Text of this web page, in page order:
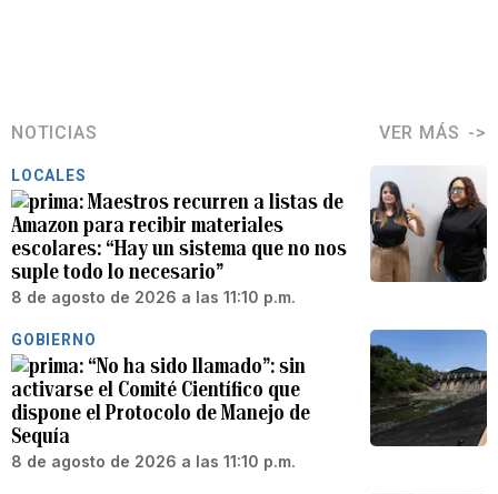
NOTICIAS VER MÁS
LOCALES
Maestros recurren a listas de
Amazon para recibir materiales
escolares: “Hay un sistema que no nos
suple todo lo necesario”
8 de agosto de 2026 a las 11:10 p.m.
GOBIERNO
“No ha sido llamado”: sin
activarse el Comité Científico que
dispone el Protocolo de Manejo de
Sequía
8 de agosto de 2026 a las 11:10 p.m.